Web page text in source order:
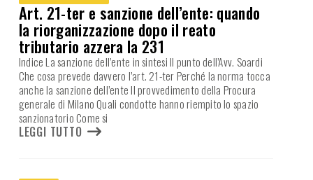
Art. 21-ter e sanzione dell’ente: quando
la riorganizzazione dopo il reato
tributario azzera la 231
Indice La sanzione dell’ente in sintesi Il punto dell’Avv. Soardi
Che cosa prevede davvero l’art. 21-ter Perché la norma tocca
anche la sanzione dell’ente Il provvedimento della Procura
generale di Milano Quali condotte hanno riempito lo spazio
sanzionatorio Come si
LEGGI TUTTO